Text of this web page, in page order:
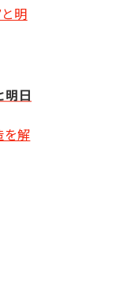
明日
を解